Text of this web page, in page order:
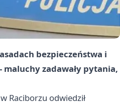
bezpieczeństwa i
zadawały pytania,
Raciborzu odwiedził